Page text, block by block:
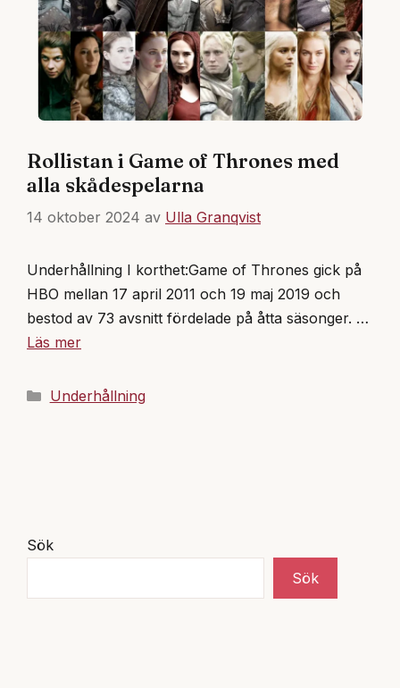
Rollistan i Game of Thrones med
alla skådespelarna
14 oktober 2024 av Ulla Granqvist
Underhållning I korthet:Game of Thrones gick på
HBO mellan 17 april 2011 och 19 maj 2019 och
bestod av 73 avsnitt fördelade på åtta säsonger. …
Läs mer
Kategorier
Underhållning
Sök
Sök